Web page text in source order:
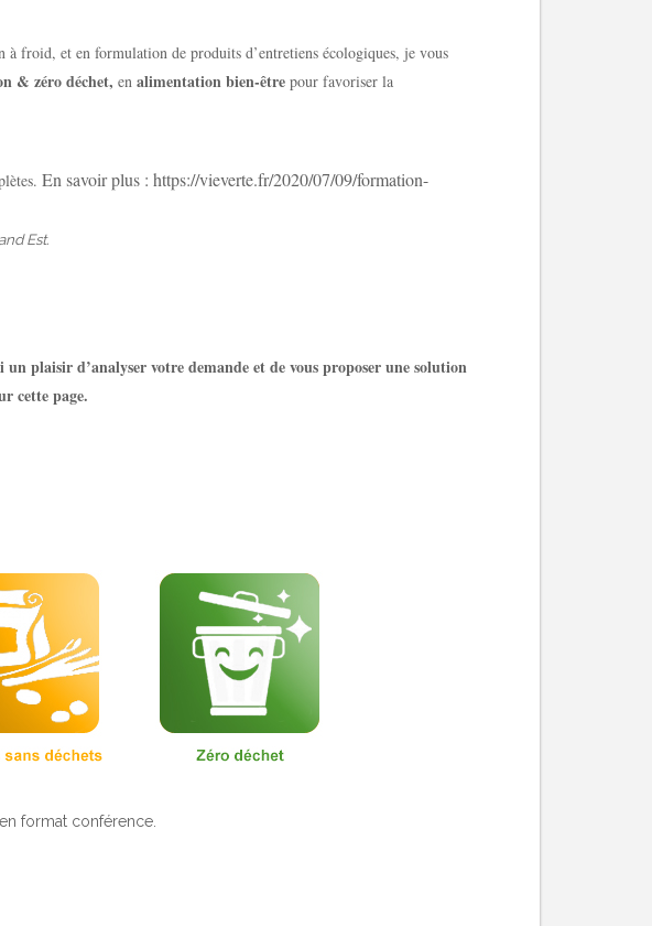
froid, et en formulation de produits d’entretiens écologiques, je vous
& zéro déchet, en alimentationbien-être pour favoriser la
En savoir plus : https://vieverte.fr/2020/07/09/formation-
Est.
un plaisir d’analyser votre demande et de vous proposer une solution
cette page.
format conférence.